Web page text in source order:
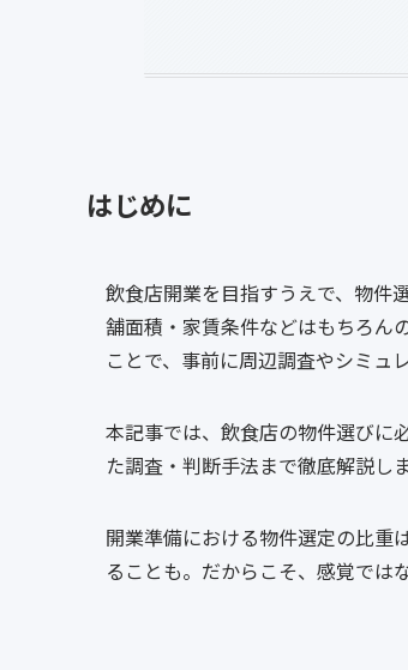
はじめに
飲食店開業を目指すうえで、物件
舗面積・家賃条件などはもちろん
ことで、事前に周辺調査やシミュ
本記事では、飲食店の物件選びに
た調査・判断手法まで徹底解説し
開業準備における物件選定の比重
ることも。だからこそ、感覚では